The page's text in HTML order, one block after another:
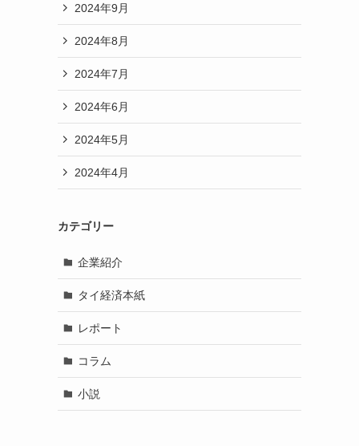
2024年9月
2024年8月
2024年7月
2024年6月
2024年5月
2024年4月
カテゴリー
企業紹介
タイ経済本紙
レポート
コラム
小説